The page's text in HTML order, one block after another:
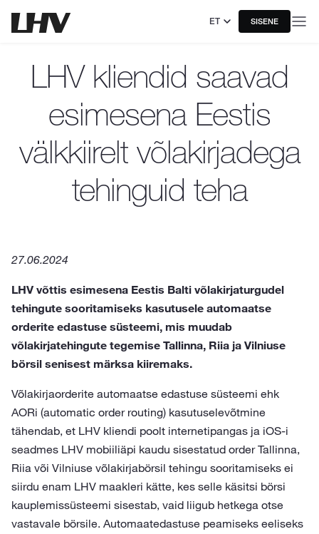
ET SISENE
LHV kliendid saavad
esimesena Eestis
välkkiirelt võlakirjadega
tehinguid teha
27.06.2024
LHV võttis esimesena Eestis Balti võlakirjaturgudel
tehingute sooritamiseks kasutusele automaatse
orderite edastuse süsteemi, mis muudab
võlakirjatehingute tegemise Tallinna, Riia ja Vilniuse
börsil senisest märksa kiiremaks.
Võlakirjaorderite automaatse edastuse süsteemi ehk
AORi (automatic order routing) kasutuselevõtmine
tähendab, et LHV kliendi poolt internetipangas ja iOS-i
seadmes LHV mobiiliäpi kaudu sisestatud order Tallinna,
Riia või Vilniuse võlakirjabörsil tehingu sooritamiseks ei
siirdu enam LHV maakleri kätte, kes selle käsitsi börsi
kauplemissüsteemi sisestab, vaid liigub hetkega otse
vastavale börsile. Automaatedastuse peamiseks eeliseks